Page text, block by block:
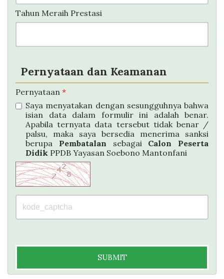
Tahun Meraih Prestasi
Pernyataan dan Keamanan
Pernyataan *
Saya menyatakan dengan sesungguhnya bahwa
isian data dalam formulir ini adalah benar.
Apabila ternyata data tersebut tidak benar /
palsu, maka saya bersedia menerima sanksi
berupa Pembatalan sebagai Calon Peserta
Didik PPDB Yayasan Soebono Mantonfani
SUBMIT